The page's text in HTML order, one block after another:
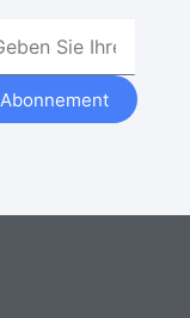
Abonnement